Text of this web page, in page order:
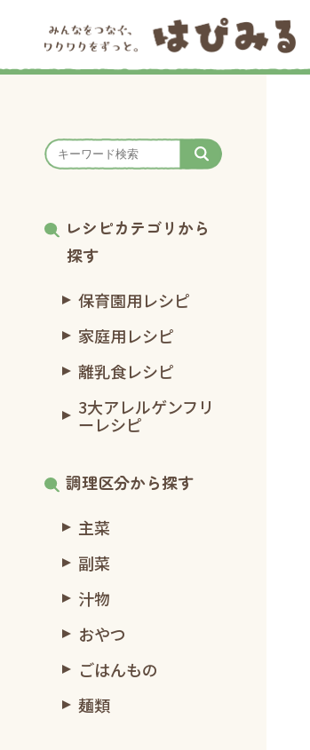
レシピカテゴリから
探す
保育園用レシピ
家庭用レシピ
離乳食レシピ
3大アレルゲンフリ
ーレシピ
調理区分から探す
主菜
副菜
汁物
おやつ
ごはんもの
麺類